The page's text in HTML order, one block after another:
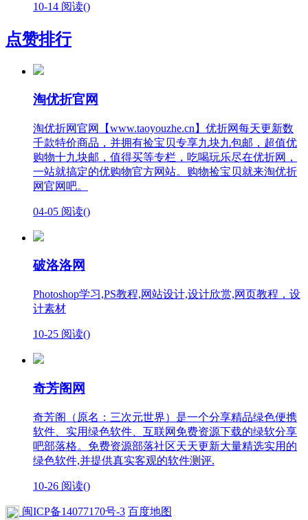
10-14 阅读()
点赞排行
淘优折官网
淘优折网官网【www.taoyouzhe.cn】优折网每天更新数
千款特价商品，并拥有捡宝贝专享九块九包邮，超值优
购物十九块邮，值得买等专栏，吃喝玩乐尽在优折网，
一站就搞定的优购物官方网站。购物捡宝贝就来淘优折
网官网吧。
04-05 阅读()
破洛洛网
Photoshop学习,PS教程,网站设计,设计欣赏,网页教程，设
计素材
10-25 阅读()
奇芳阁网
奇芳阁（原名：三次元世界）是一个分享精品绿色便携
软件、实用绿色软件、互联网免费资源下载的绿软分享
吧部落格。免费资源部落社区天天更新大量精选实用的
绿色软件,并提供真实客观的软件测评.
10-26 阅读()
闽ICP备14077170号-3 百度地图